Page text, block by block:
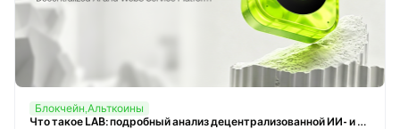
Блокчейн,Альткоины
Что такое LAB: подробный анализ децентрализованной ИИ- и Web3-сервисной платформы Lab.pro